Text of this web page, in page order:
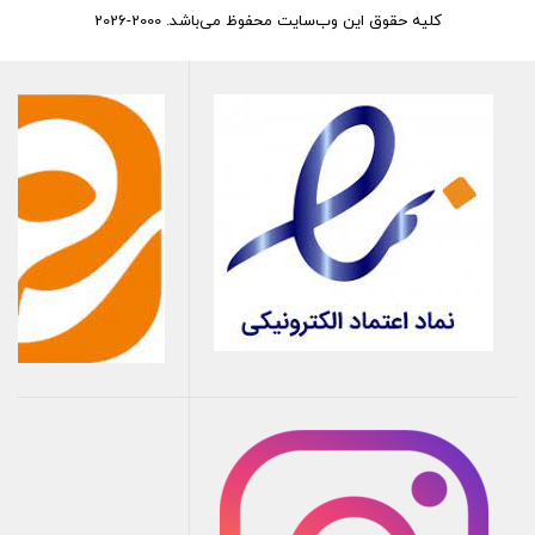
قوی: تیم پشتیبانی کالازارا آماده پاسخگویی به سوالات
شما در مورد محصولات و سفارشات است.
کلیه حقوق این وب‌سایت محفوظ می‌باشد. 2000-2026